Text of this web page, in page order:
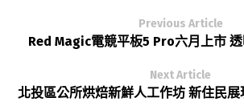
Previous Article
Red Magic電競平板5 Pro六月上市
Next Article
北投區公所烘焙新鮮人工作坊 新住民